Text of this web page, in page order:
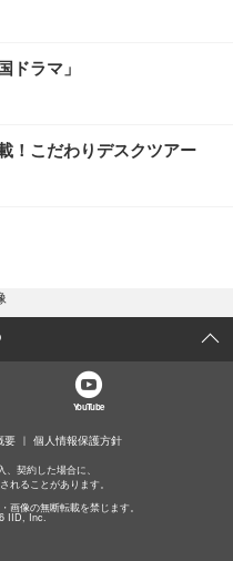
ドラマ」
！こだわりデスクツアー
YouTube
要 個人情報保護方針
契約した場合に、
れることがあります。
画像の無断転載を禁じます。
IID, Inc.